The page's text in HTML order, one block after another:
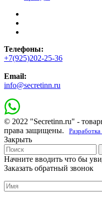
Телефоны:
+7(925)202-25-36
Email:
info@secretinn.ru
© 2022 "Secretinn.ru" -
права защищены.
Разработка
Закрыть
Начните вводить что бы
Заказать обратный звонок